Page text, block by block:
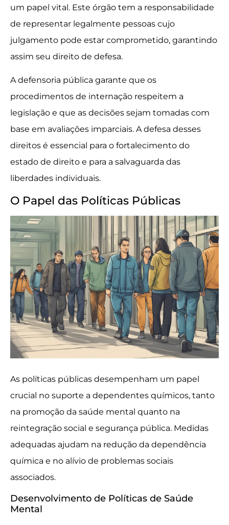
um papel vital. Este órgão tem a responsabilidade
de representar legalmente pessoas cujo
julgamento pode estar comprometido, garantindo
assim seu direito de defesa.
A defensoria pública garante que os
procedimentos de internação respeitem a
legislação e que as decisões sejam tomadas com
base em avaliações imparciais. A defesa desses
direitos é essencial para o fortalecimento do
estado de direito e para a salvaguarda das
liberdades individuais.
O Papel das Políticas Públicas
As políticas públicas desempenham um papel
crucial no suporte a dependentes químicos, tanto
na promoção da saúde mental quanto na
reintegração social e segurança pública. Medidas
adequadas ajudam na redução da dependência
química e no alívio de problemas sociais
associados.
Desenvolvimento de Políticas de Saúde
Mental